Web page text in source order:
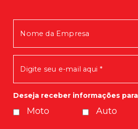
Deseja receber informações
Moto Auto
Mensagem enviada
Em breve você